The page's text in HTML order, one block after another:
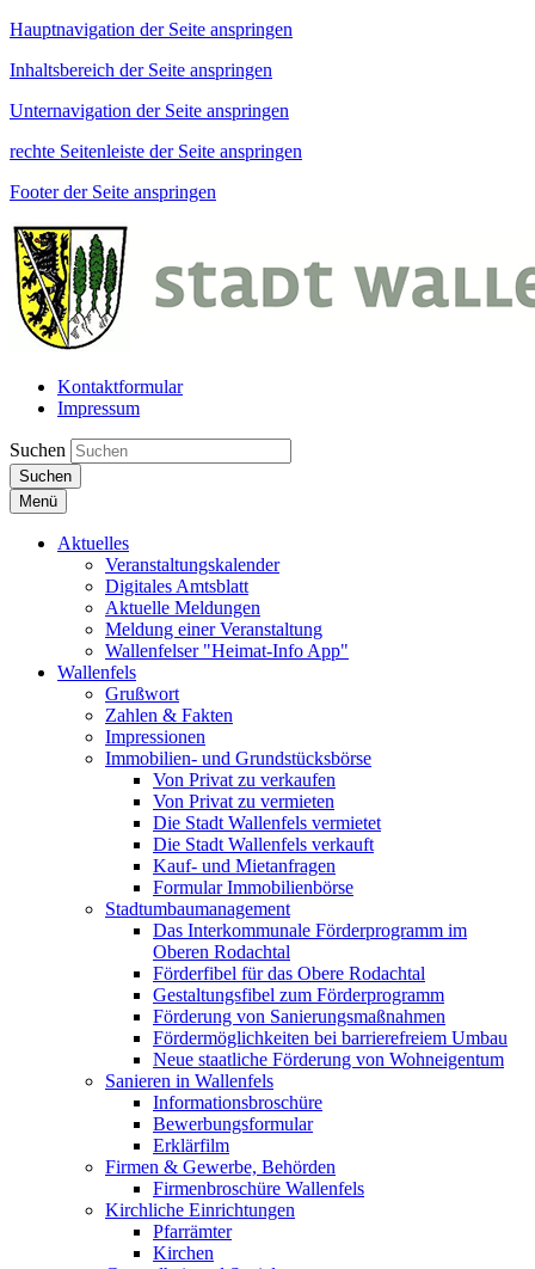
Hauptnavigation der Seite anspringen
Inhaltsbereich der Seite anspringen
Unternavigation der Seite anspringen
rechte Seitenleiste der Seite anspringen
Footer der Seite anspringen
Kontaktformular
Impressum
Suchen
Suchen
Menü
Aktuelles
Veranstaltungskalender
Digitales Amtsblatt
Aktuelle Meldungen
Meldung einer Veranstaltung
Wallenfelser "Heimat-Info App"
Wallenfels
Grußwort
Zahlen & Fakten
Impressionen
Immobilien- und Grundstücksbörse
Von Privat zu verkaufen
Von Privat zu vermieten
Die Stadt Wallenfels vermietet
Die Stadt Wallenfels verkauft
Kauf- und Mietanfragen
Formular Immobilienbörse
Stadtumbaumanagement
Das Interkommunale Förderprogramm im
Oberen Rodachtal
Förderfibel für das Obere Rodachtal
Gestaltungsfibel zum Förderprogramm
Förderung von Sanierungsmaßnahmen
Fördermöglichkeiten bei barrierefreiem Umbau
Neue staatliche Förderung von Wohneigentum
Sanieren in Wallenfels
Informationsbroschüre
Bewerbungsformular
Erklärfilm
Firmen & Gewerbe, Behörden
Firmenbroschüre Wallenfels
Kirchliche Einrichtungen
Pfarrämter
Kirchen